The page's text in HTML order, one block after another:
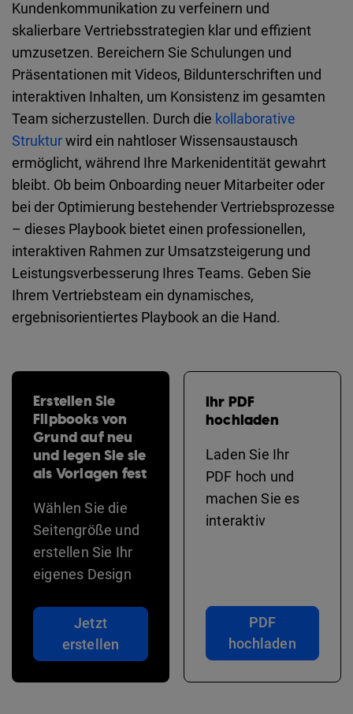
Kundenkommunikation zu verfeinern und
skalierbare Vertriebsstrategien klar und effizient
umzusetzen. Bereichern Sie Schulungen und
Präsentationen mit Videos, Bildunterschriften und
interaktiven Inhalten, um Konsistenz im gesamten
Team sicherzustellen. Durch die kollaborative
Strukturwird ein nahtloser Wissensaustausch
ermöglicht, während Ihre Markenidentität gewahrt
bleibt. Ob beim Onboarding neuer Mitarbeiter oder
bei der Optimierung bestehender Vertriebsprozesse
– dieses Playbook bietet einen professionellen,
interaktiven Rahmen zur Umsatzsteigerung und
Leistungsverbesserung Ihres Teams. Geben Sie
Ihrem Vertriebsteam ein dynamisches,
ergebnisorientiertes Playbook an die Hand.
Erstellen Sie
Flipbooks von
Grund auf neu
und legen Sie sie
als Vorlagen fest
Wählen Sie die
Seitengröße und
erstellen Sie Ihr
eigenes Design
Jetzt
erstellen
Ihr PDF
hochladen
Laden Sie Ihr
PDF hoch und
machen Sie es
interaktiv
PDF
hochladen